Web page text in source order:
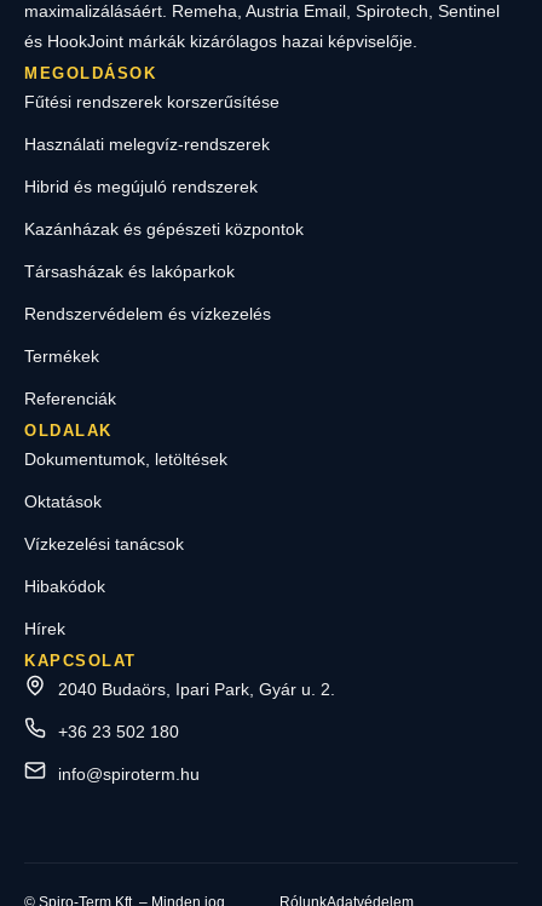
maximalizálásáért. Remeha, Austria Email, Spirotech, Sentinel
és HookJoint márkák kizárólagos hazai képviselője.
MEGOLDÁSOK
Fűtési rendszerek korszerűsítése
Használati melegvíz-rendszerek
Hibrid és megújuló rendszerek
Kazánházak és gépészeti központok
Társasházak és lakóparkok
Rendszervédelem és vízkezelés
Termékek
Referenciák
OLDALAK
Dokumentumok, letöltések
Oktatások
Vízkezelési tanácsok
Hibakódok
Hírek
KAPCSOLAT
2040 Budaörs, Ipari Park, Gyár u. 2.
+36 23 502 180
info@spiroterm.hu